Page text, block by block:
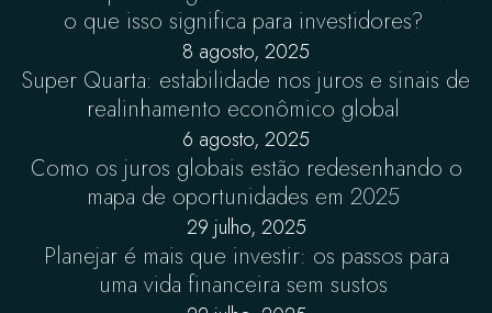
o que isso significa para investidores?
8 agosto, 2025
Super Quarta: estabilidade nos juros e sinais de
realinhamento econômico global
6 agosto, 2025
Como os juros globais estão redesenhando o
mapa de oportunidades em 2025
29 julho, 2025
Planejar é mais que investir: os passos para
uma vida financeira sem sustos